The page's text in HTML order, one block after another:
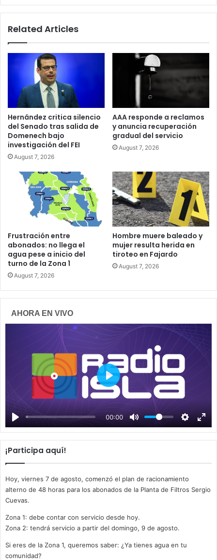
Related Articles
Hernández critica silencio
del Senado tras salida de
Domenech bajo
investigación del FEI
August 7, 2026
AAA responde a reclamos
y anuncia recuperación
gradual del servicio
August 7, 2026
Frustración entre
abonados: no llega el
agua pese a inicio del
turno de la Zona 1
August 7, 2026
Hombre muere baleado y
mujer resulta herida en
tiroteo en Fajardo
August 7, 2026
AHORA EN VIVO
00:00
P
a
y
¡Participa aquí!
Hoy, viernes 7 de agosto, comenzó el plan de racionamiento
alterno de 48 horas para los abonados de la Planta de Filtros Sergio
Cuevas.
Zona 1: debe contar con servicio desde hoy.
Zona 2: tendrá servicio a partir del domingo, 9 de agosto.
Si eres de la Zona 1, queremos saber: ¿Ya tienes agua en tu
comunidad?